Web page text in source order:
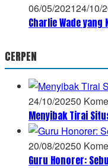
06/05/202124/10/
Charlie Wade yang
CERPEN
24/10/20250
Menyibak Tirai
20/08/20250
Guru Honorer: